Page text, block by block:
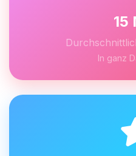
15
In ganz